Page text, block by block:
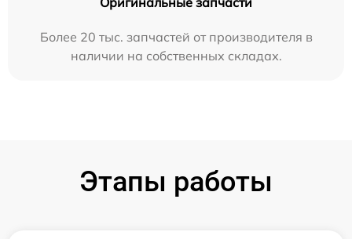
Более 20 тыс. запчастей от производителя в
наличии на собственных складах.
Этапы работы